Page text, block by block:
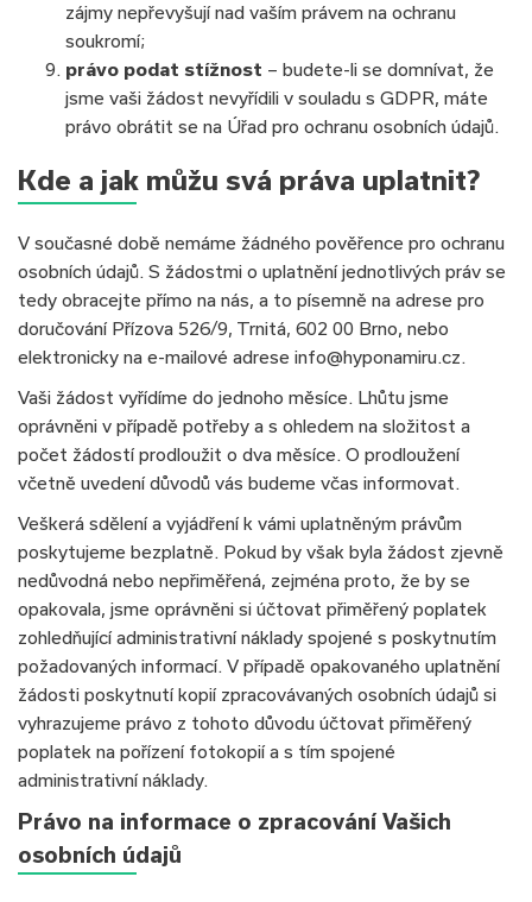
zájmy nepřevyšují nad vaším právem na ochranu
soukromí;
právo podat stížnost – budete-li se domnívat, že
jsme vaši žádost nevyřídili v souladu s GDPR, máte
právo obrátit se na Úřad pro ochranu osobních údajů.
Kde a jak můžu svá práva uplatnit?
V současné době nemáme žádného pověřence pro ochranu
osobních údajů. S žádostmi o uplatnění jednotlivých práv se
tedy obracejte přímo na nás, a to písemně na adrese pro
doručování Přízova 526/9, Trnitá, 602 00 Brno, nebo
elektronicky na e-mailové adrese info@hyponamiru.cz.
Vaši žádost vyřídíme do jednoho měsíce. Lhůtu jsme
oprávněni v případě potřeby a s ohledem na složitost a
počet žádostí prodloužit o dva měsíce. O prodloužení
včetně uvedení důvodů vás budeme včas informovat.
Veškerá sdělení a vyjádření k vámi uplatněným právům
poskytujeme bezplatně. Pokud by však byla žádost zjevně
nedůvodná nebo nepřiměřená, zejména proto, že by se
opakovala, jsme oprávněni si účtovat přiměřený poplatek
zohledňující administrativní náklady spojené s poskytnutím
požadovaných informací. V případě opakovaného uplatnění
žádosti poskytnutí kopií zpracovávaných osobních údajů si
vyhrazujeme právo z tohoto důvodu účtovat přiměřený
poplatek na pořízení fotokopií a s tím spojené
administrativní náklady.
Právo na informace o zpracování Vašich
osobních údajů